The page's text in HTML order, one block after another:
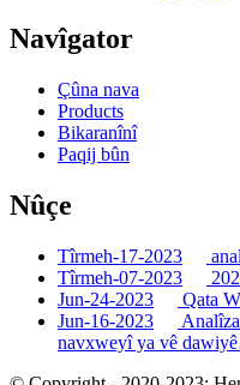
Navîgator
Çûna nava
Products
Bikaranînî
Paqij bûn
Nûçe
Tîrmeh-17-2023
Tîrmeh-07-2023
Jun-24-2023
Qata
Jun-16-2023
navxweyî ya vê